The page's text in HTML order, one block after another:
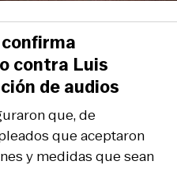
que, de
que aceptaron
y medidas que sean
contra Luis
de audios